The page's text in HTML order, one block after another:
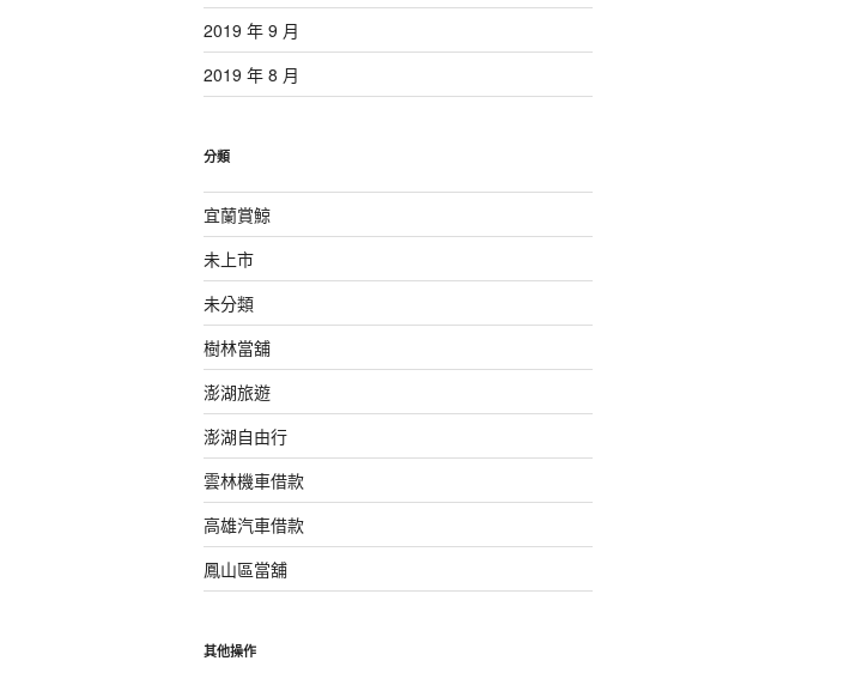
2019 年 9 月
2019 年 8 月
分類
宜蘭賞鯨
未上市
未分類
樹林當舖
澎湖旅遊
澎湖自由行
雲林機車借款
高雄汽車借款
鳳山區當舖
其他操作